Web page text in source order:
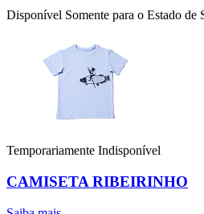
Disponível Somente para o Estado de
Temporariamente Indisponível
CAMISETA RIBEIRINHO